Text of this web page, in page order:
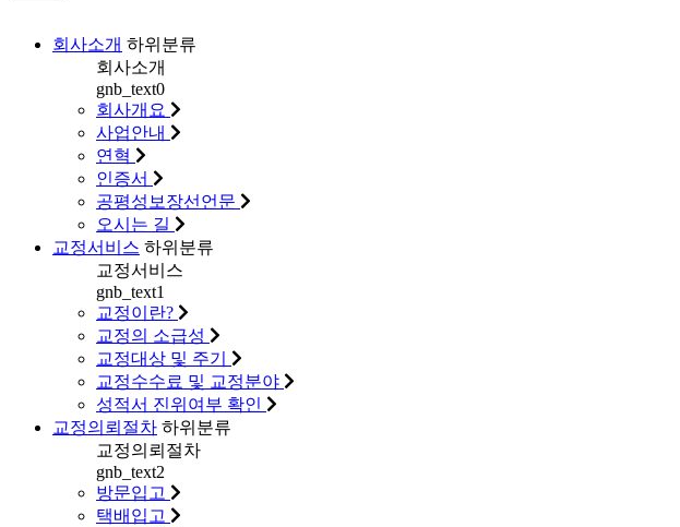
회사소개 하위분류
회사소개
gnb_text0
회사개요
사업안내
연혁
인증서
공평성보장선언문
오시는 길
교정서비스 하위분류
교정서비스
gnb_text1
교정이란?
교정의 소급성
교정대상 및 주기
교정수수료 및 교정분야
성적서 진위여부 확인
교정의뢰절차 하위분류
교정의뢰절차
gnb_text2
방문입고
택배입고